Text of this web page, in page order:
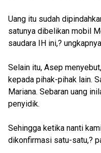
Uang itu sudah
satunya dibelikan mobil
saudara IH ini,?
Selain itu, Asep
kepada pihak-pihak lain.
Mariana. Sebaran uang
penyidik.
Sehingga ketika nanti
dikonfirmasi satu-satu,?